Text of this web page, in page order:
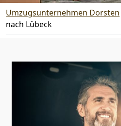
Umzugsunternehmen Dorsten
nach Lübeck